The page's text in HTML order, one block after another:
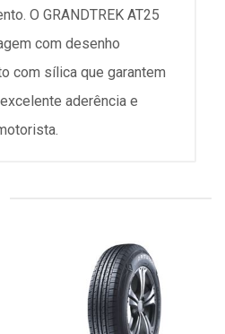
O GRANDTREK AT25
com desenho
com sílica que garantem
aderência e